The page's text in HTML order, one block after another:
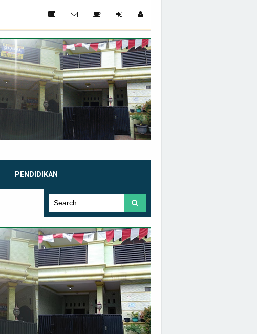
PENDIDIKAN